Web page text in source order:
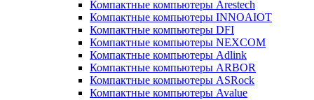
Компактные компьютеры Arestech
Компактные компьютеры INNOAIOT
Компактные компьютеры DFI
Компактные компьютеры NEXCOM
Компактные компьютеры Adlink
Компактные компьютеры ARBOR
Компактные компьютеры ASRock
Компактные компьютеры Avalue